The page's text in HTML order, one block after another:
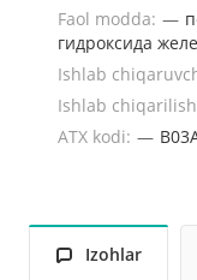
Faol modda: —
гидроксида
Ishlab
Ishlab
ATX kodi: —
Izohlar